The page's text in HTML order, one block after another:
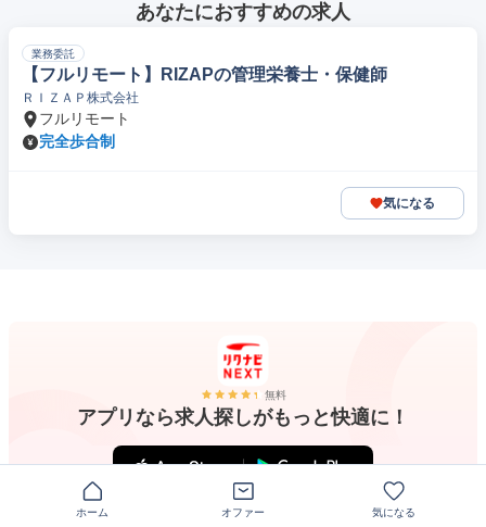
あなたにおすすめの求人
業務委託
【フルリモート】RIZAPの管理栄養士・保健師
ＲＩＺＡＰ株式会社
フルリモート
完全歩合制
気になる
無料
アプリなら求人探しがもっと快適に！
ホーム オファー 気になる